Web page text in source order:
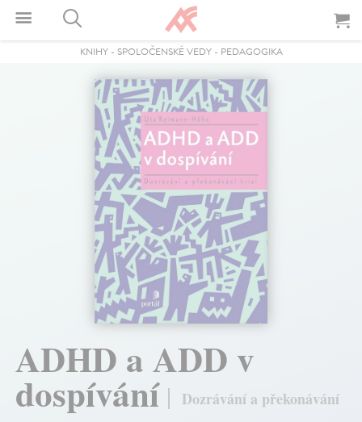
KNIHY- SPOLOČENSKÉ VEDY- PEDAGOGIKA
ADHD a ADD v
dospívání
Dozrávání a překonávání